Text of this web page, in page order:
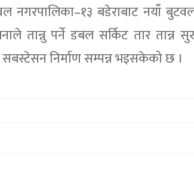
नगरपालिका–१३ बडेराबाट नयाँ
तान्नु पर्ने डबल सर्किट तार तान्न
निर्माण सम्पन्न भइसकेको छ ।